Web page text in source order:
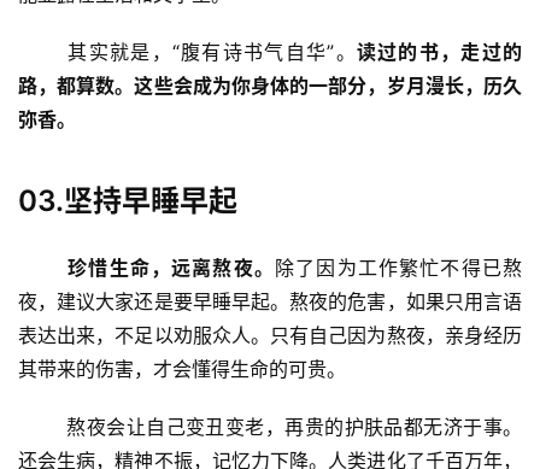
	其实就是，“腹有诗书气自华”。
读过的书，走过的
路，都算数。这些会成为你身体的一部分，岁月漫长，历久
弥香。
03.坚持早睡早起
珍惜生命，远离熬夜。 除了因为工作繁忙不得已熬
夜，建议大家还是要早睡早起。熬夜的危害，如果只用言语
表达出来，不足以劝服众人。只有自己因为熬夜，亲身经历
其带来的伤害，才会懂得生命的可贵。
	熬夜会让自己变丑变老，再贵的护肤品都无济于事。
还会生病，精神不振，记忆力下降。人类进化了千百万年，